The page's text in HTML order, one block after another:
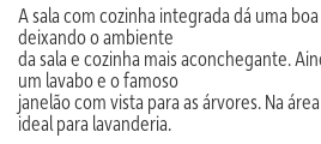
A sala com cozinha integrada dá uma
deixando o ambiente
da sala e cozinha mais aconchegante.
um lavabo e o famoso
janelão com vista para as árvores. Na
ideal para lavanderia.